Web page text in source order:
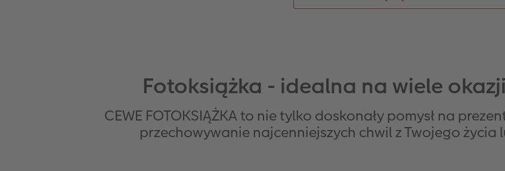
Fotoksiążka - idealna na wiele
CEWE FOTOKSIĄŻKA to nie tylko doskonały pomysł na
przechowywanie najcenniejszych chwil z Twojego życia